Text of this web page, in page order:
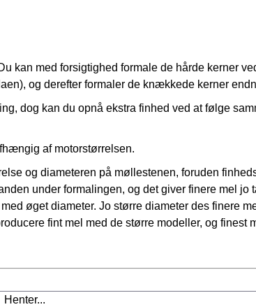
kan med forsigtighed formale de hårde kerner
og derefter formaler de knækkede kerner
dog kan du opnå ekstra finhed ved at følge
af motorstørrelsen.
og diameteren på møllestenen, foruden
under formalingen, og det giver finere mel
øget diameter. Jo større diameter des finere
fint mel med de større modeller, og
Henter...